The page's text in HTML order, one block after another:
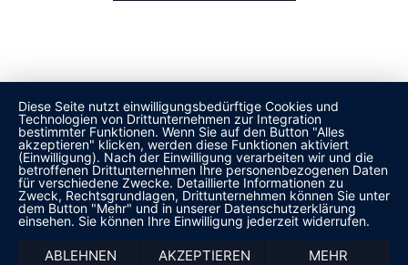
Diese Seite nutzt einwilligungsbedürftige Cookies und
Technologien von Drittunternehmen zur Integration
bestimmter Funktionen. Wenn Sie auf den Button "Alles
akzeptieren" klicken, werden diese Funktionen aktiviert
(Einwilligung). Nach der Einwilligung verarbeiten wir und die
betroffenen Drittunternehmen Ihre personenbezogenen Daten
für verschiedene Zwecke. Detaillierte Informationen zu
Zweck, Rechtsgrundlagen, Drittunternehmen können Sie unter
dem Button "Mehr" und in unserer Datenschutzerklärung
einsehen. Sie können Ihre Einwilligung jederzeit widerrufen.
ABLEHNEN AKZEPTIEREN MEHR